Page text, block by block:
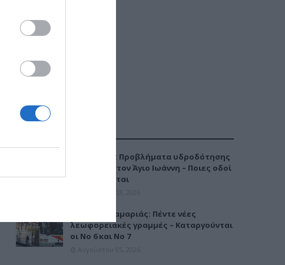
Καλαμαριά: Προβλήματα υδροδότησης
την Τρίτη στον Άγιο Ιωάννη – Ποιες οδοί
επηρεάζονται
Μετρό Καλαμαριάς: Πέντε νέες
λεωφορειακές γραμμές – Καταργούνται
οι Νο 6 και Νο 7